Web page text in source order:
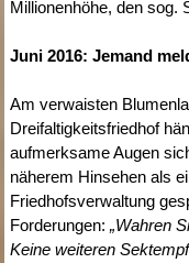
Millionenhöhe, den sog.
Juni 2016: Jemand
Am verwaisten
Dreifaltigkeitsfriedhof
aufmerksame Augen
näherem Hinsehen als
Friedhofsverwaltung
Forderungen: „Wahren
Keine weiteren